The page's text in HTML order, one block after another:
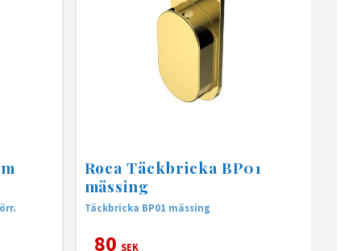
Roca Täckbricka BP01
mässing
Täckbricka BP01 mässing
80 SEK